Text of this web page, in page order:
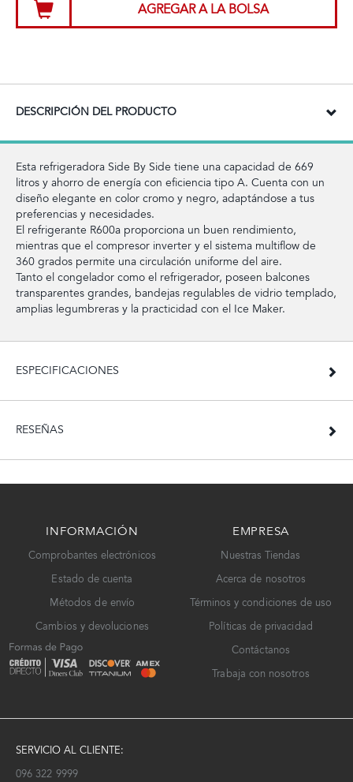
AGREGAR A LA BOLSA
DESCRIPCIÓN DEL PRODUCTO
Esta refrigeradora Side By Side tiene una capacidad de 669
litros y ahorro de energía con eficiencia tipo A. Cuenta con un
diseño elegante en color cromo y negro, adaptándose a tus
preferencias y necesidades.
El refrigerante R600a proporciona un buen rendimiento,
mientras que el compresor inverter y el sistema multiflow de
360 grados permite una circulación uniforme del aire.
Tanto el congelador como el refrigerador, poseen balcones
transparentes grandes, bandejas regulables de vidrio templado,
amplias legumbreras y la practicidad con el Ice Maker.
ESPECIFICACIONES
RESEÑAS
INFORMACIÓN
Comprobantes electrónicos
Estado de cuenta
Métodos de envío
Cambios y devoluciones
EMPRESA
Nuestras Tiendas
Acerca de nosotros
Términos y condiciones de uso
Políticas de privacidad
Contáctanos
Trabaja con nosotros
SERVICIO AL CLIENTE:
096 322 9999